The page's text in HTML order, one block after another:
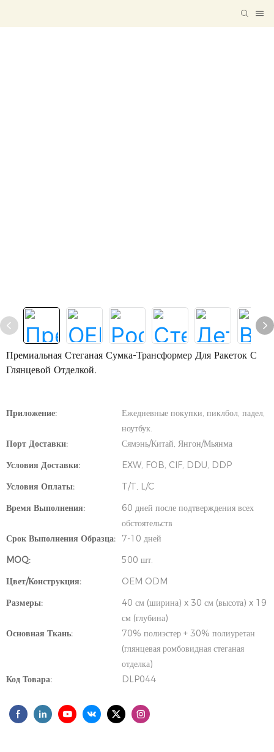
Премиальная Стеганая Сумка-Трансформер Для Ракеток С
Глянцевой Отделкой.
Приложение:
Ежедневные покупки, пиклбол, падел,
ноутбук.
Порт Доставки:
Сямэнь/Китай, Янгон/Мьянма
Условия Доставки:
EXW, FOB, CIF, DDU, DDP
Условия Оплаты:
T/T, L/C
Время Выполнения:
60 дней после подтверждения всех
обстоятельств
Срок Выполнения Образца:
7-10 дней
MOQ:
500 шт.
Цвет/Конструкция:
OEM ODM
Размеры:
40 см (ширина) x 30 см (высота) x 19
см (глубина)
Основная Ткань:
70% полиэстер + 30% полиуретан
(глянцевая ромбовидная стеганая
отделка)
Код Товара:
DLP044